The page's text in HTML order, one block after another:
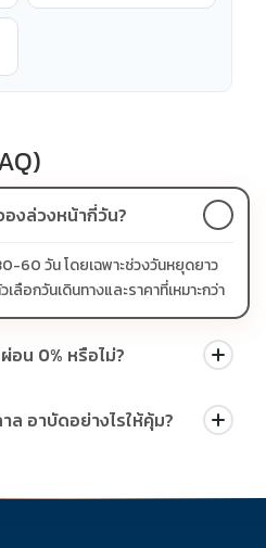
งล่วงหน้ากี่วัน?
60 วัน โดยเฉพาะช่วงวันหยุดยาว
อกวันเดินทางและราคาที่เหมาะกว่า
อน 0% หรือไม่?
โปรโมชั่นบัตรเครดิตตามเงื่อนไขที่
โปรโมชั่นในรายการทัวร์แต่ละ
ล อาบัดอย่างไรให้คุ้ม?
ำสุดเพียงอย่างเดียว